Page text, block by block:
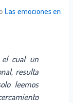
Las emociones en
el cual un
resulta
leemos